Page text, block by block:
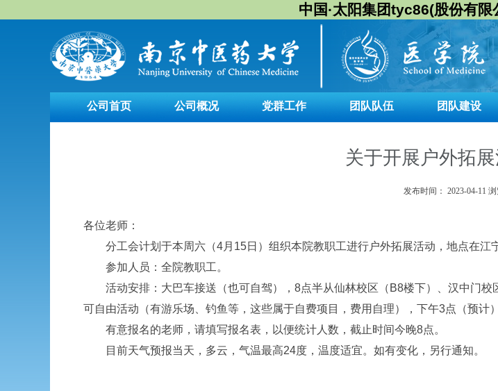
中国·太阳集团tyc86(股份有
公司首页 公司概况 党群工作 团队队伍 团队建设
关于开展户外拓
发布时间： 2023-04-11 浏
各位老师：
分工会计划于本周六（4月15日）组织本院教职工进行户外拓展活动，地点在江宁
参加人员：全院教职工。
活动安排：大巴车接送（也可自驾），8点半从仙林校区（B8楼下）、汉中门校
可自由活动（有游乐场、钓鱼等，这些属于自费项目，费用自理），下午3点（预计）
有意报名的老师，请填写报名表，以便统计人数，截止时间今晚8点。
目前天气预报当天，多云，气温最高24度，温度适宜。如有变化，另行通知。